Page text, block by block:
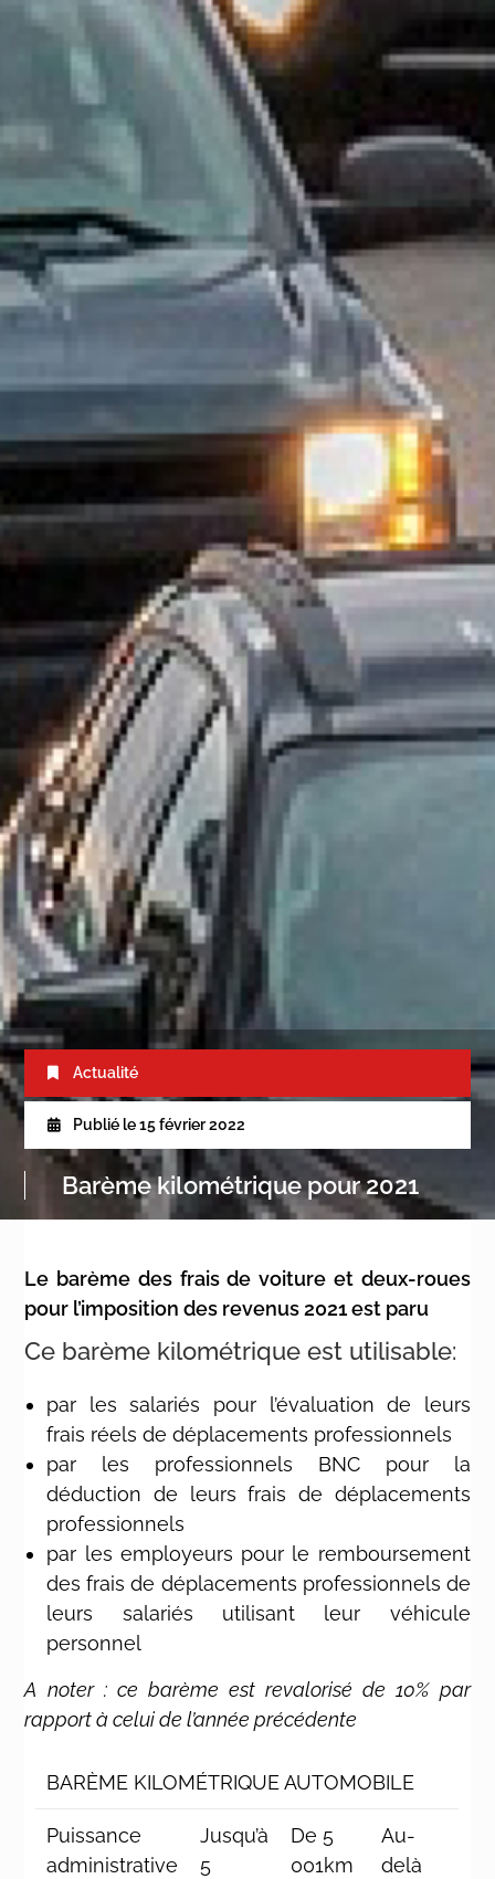
Actualité
Publié le 15 février 2022
Barème kilométrique pour 2021
Le barème des frais de voiture et deux-roues
pour l’imposition des revenus 2021 est paru
Ce barème kilométrique est utilisable:
par les salariés pour l’évaluation de leurs
frais réels de déplacements professionnels
par les professionnels BNC pour la
déduction de leurs frais de déplacements
professionnels
par les employeurs pour le remboursement
des frais de déplacements professionnels de
leurs salariés utilisant leur véhicule
personnel
A noter : ce barème est revalorisé de 10% par
rapport à celui de l’année précédente
BARÈME KILOMÉTRIQUE AUTOMOBILE
Puissance
administrative
Jusqu’à
5
De 5
001km
Au-
delà